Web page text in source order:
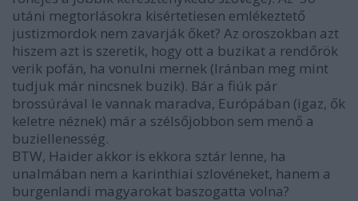
utáni megtorlásokra kisértetiesen emlékeztető
justizmordok nem zavarják őket? Az oroszokban azt
hiszem azt is szeretik, hogy ott a buzikat a rendőrök
verik pofán, ha vonulni mernek (Iránban meg mint
tudjuk már nincsnek buzik). Bár a fiúk pár
brossúrával le vannak maradva, Európában (igaz, ők
keletre néznek) már a szélsőjobbon sem menő a
buziellenesség.
BTW, Haider akkor is ekkora sztár lenne, ha
unalmában nem a karinthiai szlovéneket, hanem a
burgenlandi magyarokat baszogatta volna?